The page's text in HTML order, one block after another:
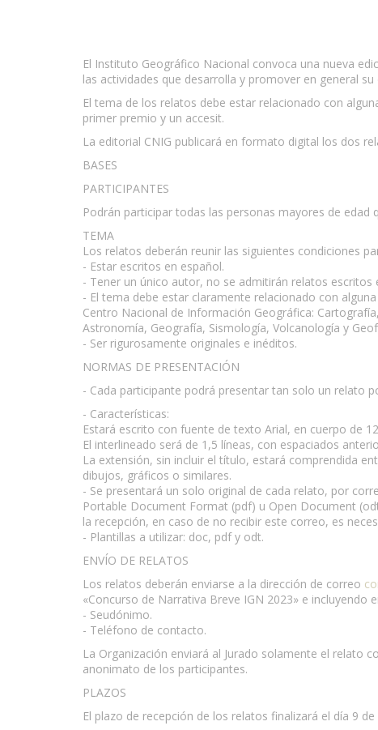
El Instituto Geográfico Nacional convoca una nueva
las actividades que desarrolla y promover en general
El tema de los relatos debe estar relacionado con
primer premio y un accesit.
La editorial CNIG publicará en formato digital los dos
BASES
PARTICIPANTES
Podrán participar todas las personas mayores de edad
TEMA
Los relatos deberán reunir las siguientes condiciones
- Estar escritos en español.
- Tener un único autor, no se admitirán relatos
- El tema debe estar claramente relacionado con
Centro Nacional de Información Geográfica:
Astronomía, Geografía, Sismología, Volcanología y
- Ser rigurosamente originales e inéditos.
NORMAS DE PRESENTACIÓN
- Cada participante podrá presentar tan solo un relato
- Características:
Estará escrito con fuente de texto Arial, en cuerpo de
El interlineado será de 1,5 líneas, con espaciados
La extensión, sin incluir el título, estará comprendida
dibujos, gráficos o similares.
- Se presentará un solo original de cada relato, por
Portable Document Format (pdf) u Open Document
la recepción, en caso de no recibir este correo, es
- Plantillas a utilizar: doc, pdf y odt.
ENVÍO DE RELATOS
Los relatos deberán enviarse a la dirección de correo
«Concurso de Narrativa Breve IGN 2023» e
- Seudónimo.
- Teléfono de contacto.
La Organización enviará al Jurado solamente el relato
anonimato de los participantes.
PLAZOS
El plazo de recepción de los relatos finalizará el día 9